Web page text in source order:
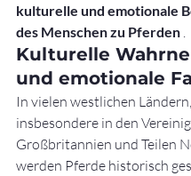
kulturelle und emotionale
des Menschen zu Pferden .
Kulturelle
und emotionale
In vielen westlichen Ländern,
insbesondere in den
Großbritannien und Teilen
werden Pferde historisch